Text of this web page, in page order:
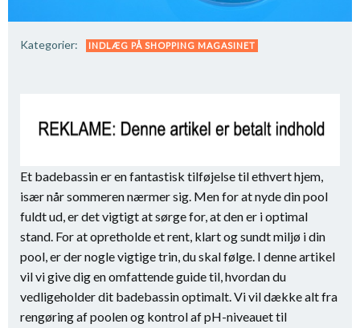
Kategorier: INDLÆG PÅ SHOPPING MAGASINET
Et badebassin er en fantastisk tilføjelse til ethvert hjem,
især når sommeren nærmer sig. Men for at nyde din pool
fuldt ud, er det vigtigt at sørge for, at den er i optimal
stand. For at opretholde et rent, klart og sundt miljø i din
pool, er der nogle vigtige trin, du skal følge. I denne artikel
vil vi give dig en omfattende guide til, hvordan du
vedligeholder dit badebassin optimalt. Vi vil dække alt fra
rengøring af poolen og kontrol af pH-niveauet til